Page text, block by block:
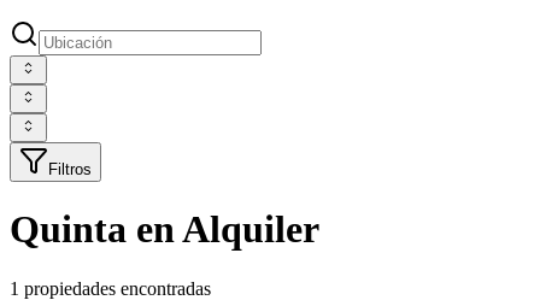
Filtros
Quinta en Alquiler
1 propiedades encontradas